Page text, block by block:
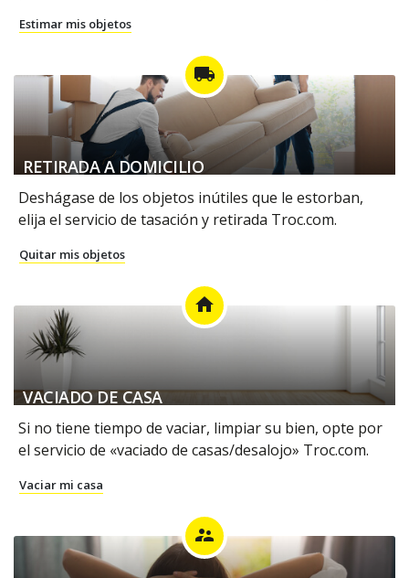
Estimar mis objetos
local_shipping
RETIRADA A DOMICILIO
Deshágase de los objetos inútiles que le estorban,
elija el servicio de tasación y retirada Troc.com.
Quitar mis objetos
home
VACIADO DE CASA
Si no tiene tiempo de vaciar, limpiar su bien, opte por
el servicio de «vaciado de casas/desalojo» Troc.com.
Vaciar mi casa
supervisor_account